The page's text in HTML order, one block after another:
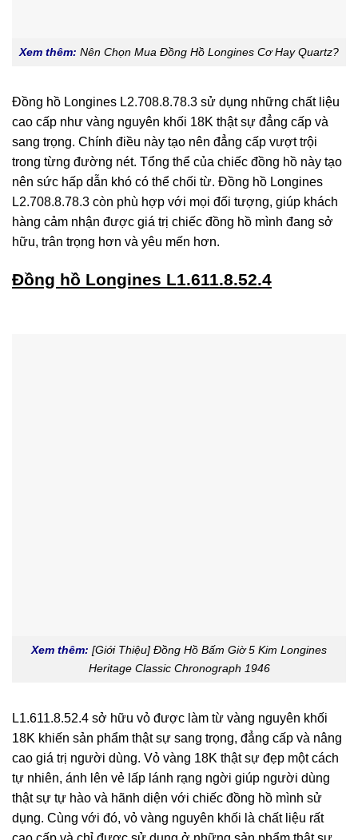
Xem thêm: Nên Chọn Mua Đồng Hồ Longines Cơ Hay Quartz?
Đồng hồ Longines L2.708.8.78.3 sử dụng những chất liệu
cao cấp như vàng nguyên khối 18K thật sự đẳng cấp và
sang trọng. Chính điều này tạo nên đẳng cấp vượt trội
trong từng đường nét. Tổng thể của chiếc đồng hồ này tạo
nên sức hấp dẫn khó có thể chối từ. Đồng hồ Longines
L2.708.8.78.3 còn phù hợp với mọi đối tượng, giúp khách
hàng cảm nhận được giá trị chiếc đồng hồ mình đang sở
hữu, trân trọng hơn và yêu mến hơn.
Đồng hồ Longines L1.611.8.52.4
Xem thêm: [Giới Thiệu] Đồng Hồ Bấm Giờ 5 Kim Longines
Heritage Classic Chronograph 1946
L1.611.8.52.4 sở hữu vỏ được làm từ vàng nguyên khối
18K khiến sản phẩm thật sự sang trọng, đẳng cấp và nâng
cao giá trị người dùng. Vỏ vàng 18K thật sự đẹp một cách
tự nhiên, ánh lên vẻ lấp lánh rạng ngời giúp người dùng
thật sự tự hào và hãnh diện với chiếc đồng hồ mình sử
dụng. Cùng với đó, vỏ vàng nguyên khối là chất liệu rất